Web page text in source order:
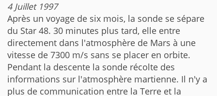
4 Juillet 1997
Après un voyage de six mois, la sonde se sépare
du Star 48. 30 minutes plus tard, elle entre
directement dans l'atmosphère de Mars à une
vitesse de 7300 m/s sans se placer en orbite.
Pendant la descente la sonde récolte des
informations sur l'atmosphère martienne. Il n'y a
plus de communication entre la Terre et la